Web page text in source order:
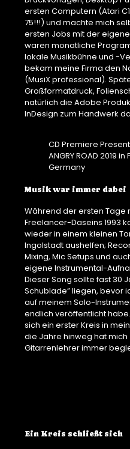
ersten Computern (Atari
75!!!) und machte mich
ersten Jobs mit der
waren monatliche
lokale Musikbühne und -
bekam meine Firma den
(MusiX professional).
Großformatdruck,
natürlich die Adobe
InDesign zum Handwerk
CD Premiere
ANGRY ROAD 2019
Germany
Musik war immer dabei
Während der ersten Tage
Freelancer-Daseins 1993
wieder in einem kleinen
Ingolstadt aushelfen;
Mixing, Mic Setups und
eigene Instrumental-
Dieser Song sollte fast 30
Schublade” liegen, bevor
auf meinem Solo-
endlich veröffentlicht
sich ein erster Kreis in
die Jahre hinweg hat mich
Gitarrenlehrer immer
Ein Kreis schließt sich